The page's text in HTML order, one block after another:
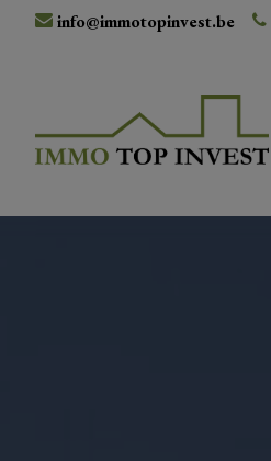
info@immotopinvest.be